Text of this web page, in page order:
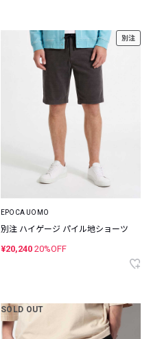
別注
EPOCA UOMO
別注 ハイゲージ パイル地ショーツ
¥20,240 20%OFF
SOLD OUT